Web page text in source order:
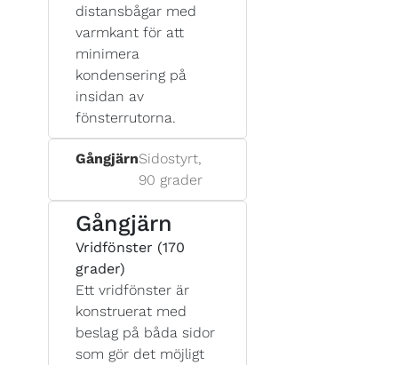
distansbågar med
varmkant för att
minimera
kondensering på
insidan av
fönsterrutorna.
GångjärnSidostyrt,
90 grader
Gångjärn
Vridfönster (170
grader)
Ett vridfönster är
konstruerat med
beslag på båda sidor
som gör det möjligt